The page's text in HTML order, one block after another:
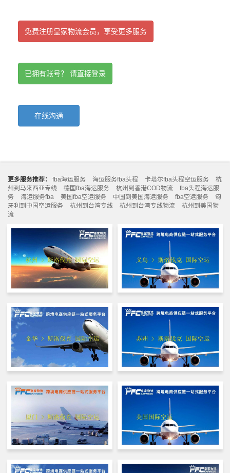
免费注册皇家物流会员，享受更多服务
已拥有账号？ 请直接登录
在线沟通
更多服务推荐： fba海运服务 海运服务fba头程 卡塔尔fba头程空运服务
杭
州到马来西亚专线
德国fba海运服务 杭州到香港COD物流
fba头程海运服
务
海运服务fba 美国fba空运服务 中国到美国海运服务 fba空运服务
匈
牙利到中国空运服务
杭州到台湾专线 杭州到台湾专线物流
杭州到美国物
流